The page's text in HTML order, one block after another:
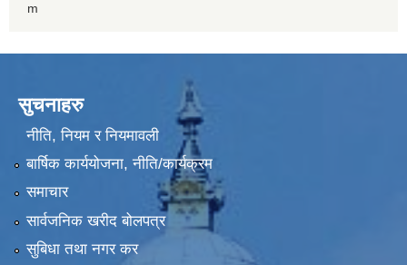
m
सुचनाहरु
नीति, नियम र नियमावली
बार्षिक कार्ययोजना, नीति/कार्यक्रम
समाचार
सार्वजनिक खरीद बोलपत्र
सुबिधा तथा नगर कर